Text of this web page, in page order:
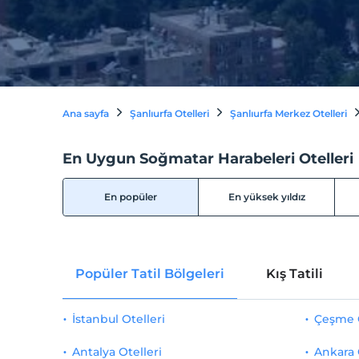
Ana sayfa Şanlıurfa Otelleri Şanlıurfa Merkez Otelleri
En Uygun Soğmatar Harabeleri Otelleri
En popüler En yüksek yıldız
Popüler Tatil Bölgeleri Kış Tatili
İstanbul Otelleri
Antalya Otelleri
Çeşme
Ankara